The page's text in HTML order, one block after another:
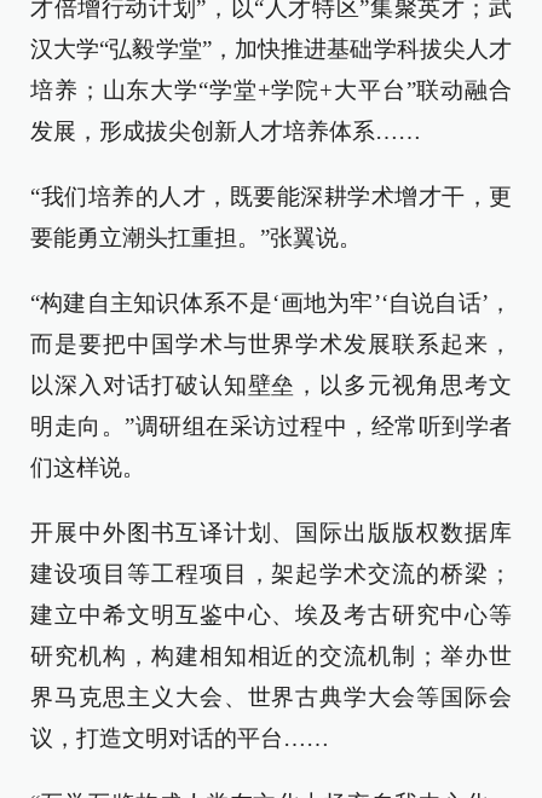
才倍增行动计划”，以“人才特区”集聚英才；武
汉大学“弘毅学堂”，加快推进基础学科拔尖人才
培养；山东大学“学堂+学院+大平台”联动融合
发展，形成拔尖创新人才培养体系……
“我们培养的人才，既要能深耕学术增才干，更
要能勇立潮头扛重担。”张翼说。
“构建自主知识体系不是‘画地为牢’‘自说自话’，
而是要把中国学术与世界学术发展联系起来，
以深入对话打破认知壁垒，以多元视角思考文
明走向。”调研组在采访过程中，经常听到学者
们这样说。
开展中外图书互译计划、国际出版版权数据库
建设项目等工程项目，架起学术交流的桥梁；
建立中希文明互鉴中心、埃及考古研究中心等
研究机构，构建相知相近的交流机制；举办世
界马克思主义大会、世界古典学大会等国际会
议，打造文明对话的平台……